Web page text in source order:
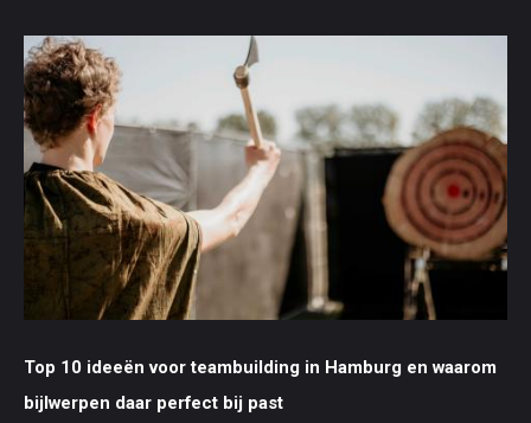
Top 10 ideeën voor teambuilding in Hamburg en waarom
bijlwerpen daar perfect bij past